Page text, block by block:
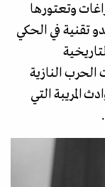
وتعتورها
تقنية في الحكي
النازية
المريبة التي